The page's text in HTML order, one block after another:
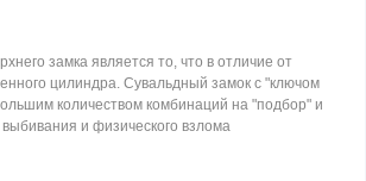
замка является то, что в отличие от
цилиндра. Сувальдный замок с "ключом
количеством комбинаций на "подбор" и
и физического взлома